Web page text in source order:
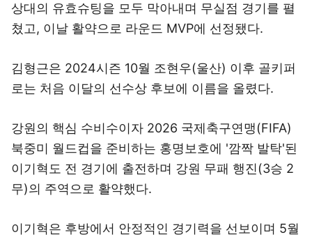
상대의 유효슈팅을 모두 막아내며 무실점 경기를 펼
쳤고, 이날 활약으로 라운드 MVP에 선정됐다.
김형근은 2024시즌 10월 조현우(울산) 이후 골키퍼
로는 처음 이달의 선수상 후보에 이름을 올렸다.
강원의 핵심 수비수이자 2026 국제축구연맹(FIFA)
북중미 월드컵을 준비하는 홍명보호에 '깜짝 발탁'된
이기혁도 전 경기에 출전하며 강원 무패 행진(3승 2
무)의 주역으로 활약했다.
이기혁은 후방에서 안정적인 경기력을 선보이며 5월